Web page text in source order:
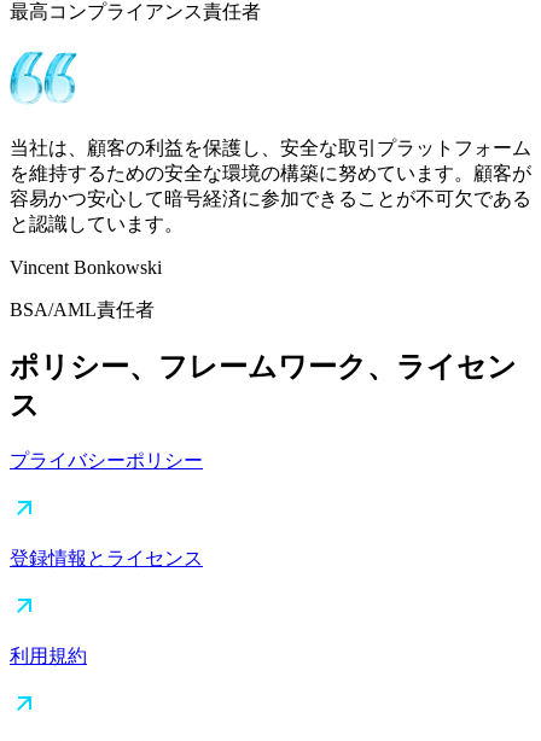
最高コンプライアンス責任者
当社は、顧客の利益を保護し、安全な取引プラットフォーム
を維持するための安全な環境の構築に努めています。顧客が
容易かつ安心して暗号経済に参加できることが不可欠である
と認識しています。
Vincent Bonkowski
BSA/AML責任者
ポリシー、フレームワーク、ライセン
ス
プライバシーポリシー
登録情報とライセンス
利用規約